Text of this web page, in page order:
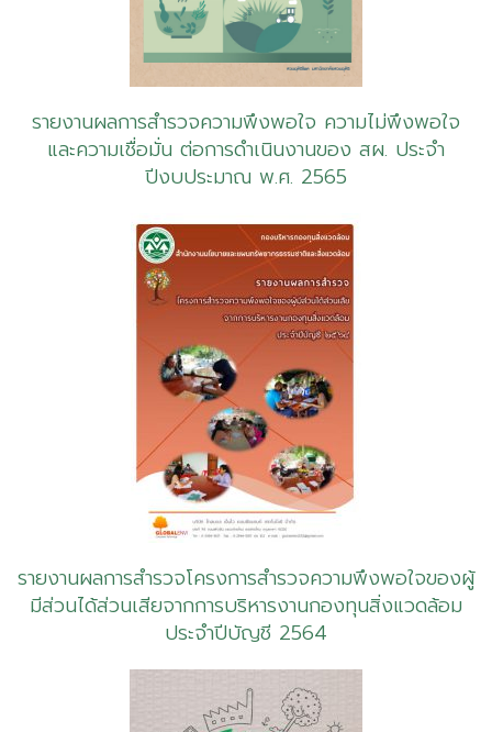
รายงานผลการสำรวจความพึงพอใจ ความไม่พึงพอใจ
และความเชื่อมั่น ต่อการดำเนินงานของ สผ. ประจำ
ปีงบประมาณ พ.ศ. 2565
รายงานผลการสำรวจโครงการสำรวจความพึงพอใจของผู้
มีส่วนได้ส่วนเสียจากการบริหารงานกองทุนสิ่งแวดล้อม
ประจำปีบัญชี 2564